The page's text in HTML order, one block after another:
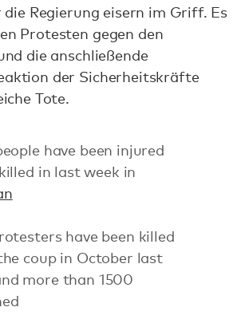
Regierung eisern im Griff. Es
Protesten gegen den
die anschließende
der Sicherheitskräfte
Tote.
have been injured
in last week in
have been killed
coup in October last
more than 1500